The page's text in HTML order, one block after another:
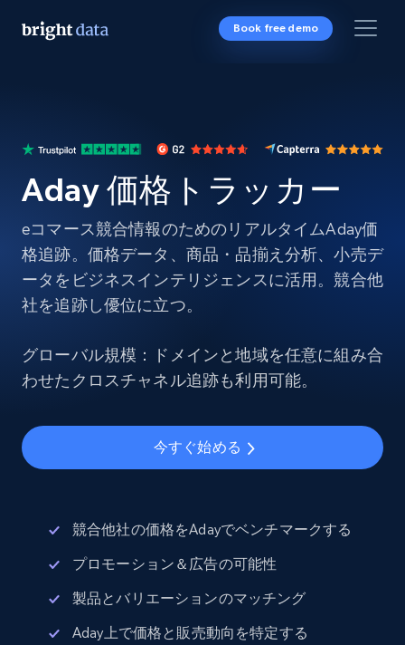
Book free demo
Aday 価格トラッカー
eコマース競合情報のためのリアルタイムAday価
格追跡。価格データ、商品・品揃え分析、小売デ
ータをビジネスインテリジェンスに活用。競合他
社を追跡し優位に立つ。
グローバル規模：ドメインと地域を任意に組み合
わせたクロスチャネル追跡も利用可能。
今すぐ始める
競合他社の価格をAdayでベンチマークする
プロモーション＆広告の可能性
製品とバリエーションのマッチング
Aday上で価格と販売動向を特定する